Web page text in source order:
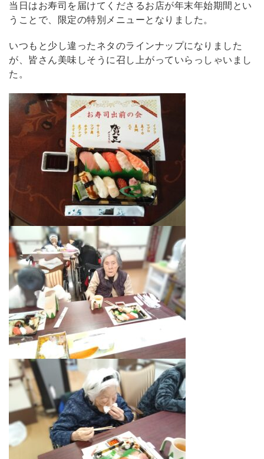
当日はお寿司を届けてくださるお店が年末年始期間とい
うことで、限定の特別メニューとなりました。
いつもと少し違ったネタのラインナップになりました
が、皆さん美味しそうに召し上がっていらっしゃいまし
た。